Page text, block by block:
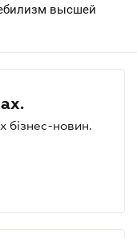
высшей
бізнес-новин.